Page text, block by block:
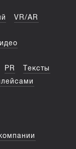
VR/AR
PR
Тексты